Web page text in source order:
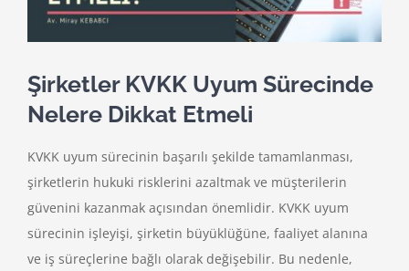
Şirketler KVKK Uyum Sürecinde
Nelere Dikkat Etmeli
KVKK uyum sürecinin başarılı şekilde tamamlanması,
şirketlerin hukuki risklerini azaltmak ve müşterilerin
güvenini kazanmak açısından önemlidir. KVKK uyum
sürecinin işleyişi, şirketin büyüklüğüne, faaliyet alanına
ve iş süreçlerine bağlı olarak değişebilir. Bu nedenle,